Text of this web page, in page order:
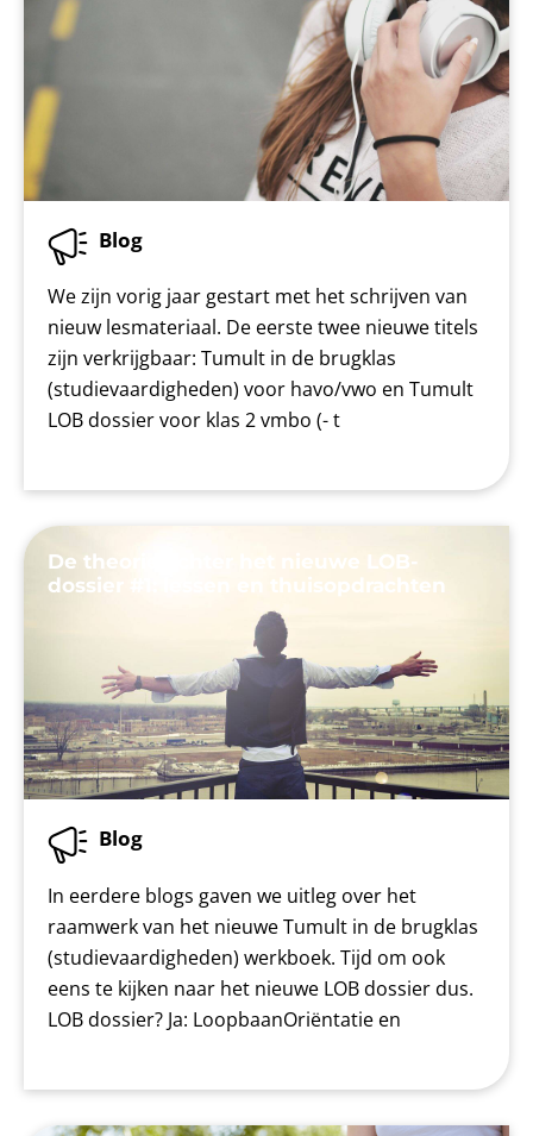
Blog
We zijn vorig jaar gestart met het schrijven van
nieuw lesmateriaal. De eerste twee nieuwe titels
zijn verkrijgbaar: Tumult in de brugklas
(studievaardigheden) voor havo/vwo en Tumult
LOB dossier voor klas 2 vmbo (- t
De theorie achter het nieuwe LOB-
dossier #1: lessen en thuisopdrachten
Blog
In eerdere blogs gaven we uitleg over het
raamwerk van het nieuwe Tumult in de brugklas
(studievaardigheden) werkboek. Tijd om ook
eens te kijken naar het nieuwe LOB dossier dus.
LOB dossier? Ja: LoopbaanOriëntatie en